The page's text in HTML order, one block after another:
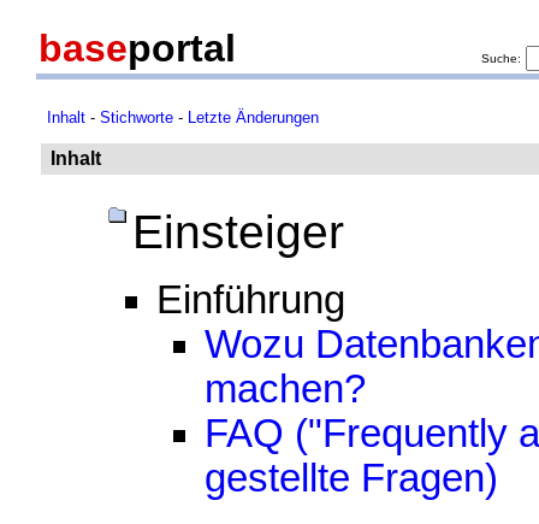
baseportal Suche:
Inhalt - Stichworte - Letzte Änderungen
Inhalt
Einsteiger
Einführung
Wozu
machen?
FAQ ("Frequently
gestellte Fragen)